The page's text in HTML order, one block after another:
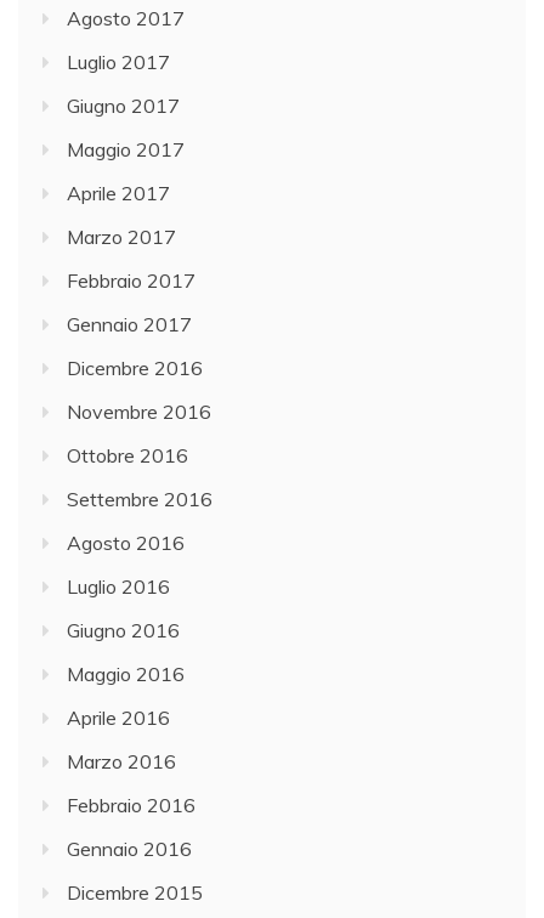
Agosto 2017
Luglio 2017
Giugno 2017
Maggio 2017
Aprile 2017
Marzo 2017
Febbraio 2017
Gennaio 2017
Dicembre 2016
Novembre 2016
Ottobre 2016
Settembre 2016
Agosto 2016
Luglio 2016
Giugno 2016
Maggio 2016
Aprile 2016
Marzo 2016
Febbraio 2016
Gennaio 2016
Dicembre 2015